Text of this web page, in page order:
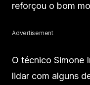
reforçou o bom
Advertisement
O técnico Simone
lidar com alguns